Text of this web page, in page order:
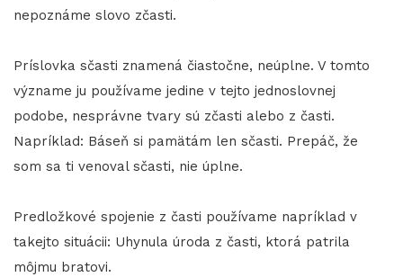
nepoznáme slovo zčasti.
Príslovka sčasti znamená čiastočne, neúplne. V tomto
význame ju používame jedine v tejto jednoslovnej
podobe, nesprávne tvary sú zčasti alebo z časti.
Napríklad: Báseň si pamätám len sčasti. Prepáč, že
som sa ti venoval sčasti, nie úplne.
​​​​​​​Predložkové spojenie z časti používame napríklad v
takejto situácii: Uhynula úroda z časti, ktorá patrila
môjmu bratovi.